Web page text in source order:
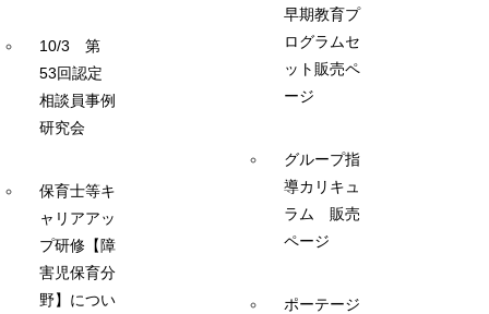
10/3 第
53回認定
相談員事例
研究会
保育士等キ
ャリアアッ
プ研修【障
害児保育分
野】につい
早期教育プ
ログラムセ
ット販売ペ
ージ
グループ指
導カリキュ
ラム 販売
ページ
ポーテージ